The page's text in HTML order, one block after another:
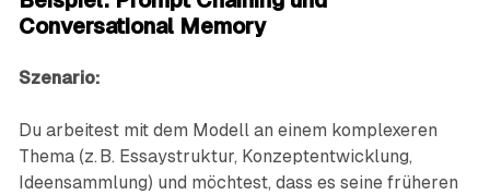
Conversational Memory
Szenario:
Du arbeitest mit dem Modell an einem komplexeren
Thema (z. B. Essaystruktur, Konzeptentwicklung,
Ideensammlung) und möchtest, dass es seine früheren